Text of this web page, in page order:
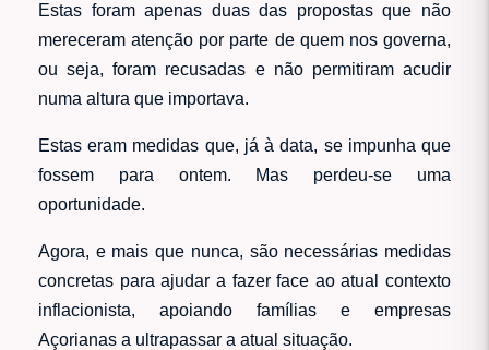
Estas foram apenas duas das propostas que não
mereceram atenção por parte de quem nos governa,
ou seja, foram recusadas e não permitiram acudir
numa altura que importava.
Estas eram medidas que, já à data, se impunha que
fossem para ontem. Mas perdeu-se uma
oportunidade.
Agora, e mais que nunca, são necessárias medidas
concretas para ajudar a fazer face ao atual contexto
inflacionista, apoiando famílias e empresas
Açorianas a ultrapassar a atual situação.